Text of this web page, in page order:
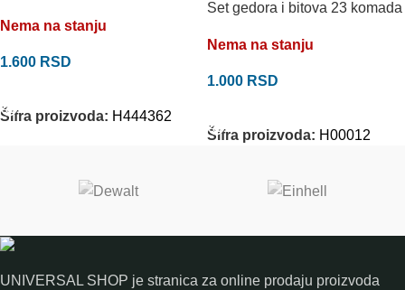
Nema na stanju
1.600 RSD
Šifra proizvoda: H444362
Set gedora i bitova 23 komada
Nema na stanju
1.000 RSD
Šifra proizvoda: H00012
UNIVERSAL SHOP je stranica za online prodaju proizvoda